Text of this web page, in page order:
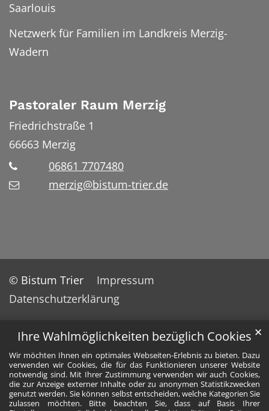
Ihre Wahlmöglichkeiten bezüglich Cookies
Wir möchten Ihnen ein optimales Webseiten-Erlebnis zu bieten. Dazu
verwenden wir Cookies, die für das Funktionieren unserer Website
notwendig sind. Mit Ihrer Zustimmung verwenden wir auch Cookies,
die zur Anzeige externer Inhalte oder zu anonymen Statistikzwecken
genutzt werden. Sie können selbst entscheiden, welche Kategorien Sie
zulassen möchten. Bitte beachten Sie, dass auf Basis Ihrer
✕
Saarlouis
Netzwerk für Familien im Landkreis Merzig-
Wadern
Pastoraler Raum Merzig
Friedrichstraße 1
66663 Merzig
06861 7707480
merzig@bistum-trier.de
© Bistum Trier
Impressum
Datenschutzerklärung